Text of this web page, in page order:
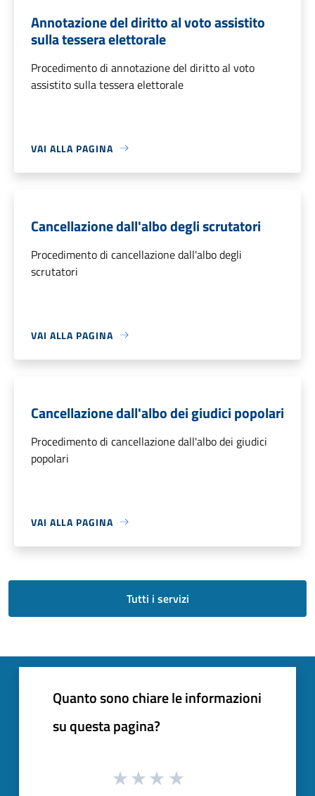
Annotazione del diritto al voto assistito
sulla tessera elettorale
Procedimento di annotazione del diritto al voto
assistito sulla tessera elettorale
VAI ALLA PAGINA
Cancellazione dall'albo degli scrutatori
Procedimento di cancellazione dall'albo degli
scrutatori
VAI ALLA PAGINA
Cancellazione dall'albo dei giudici popolari
Procedimento di cancellazione dall'albo dei giudici
popolari
VAI ALLA PAGINA
Tutti i servizi
Quanto sono chiare le informazioni
su questa pagina?